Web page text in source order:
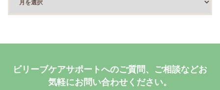
ビリーブケアサポートへのご質問、ご相談などお
気軽にお問い合わせください。